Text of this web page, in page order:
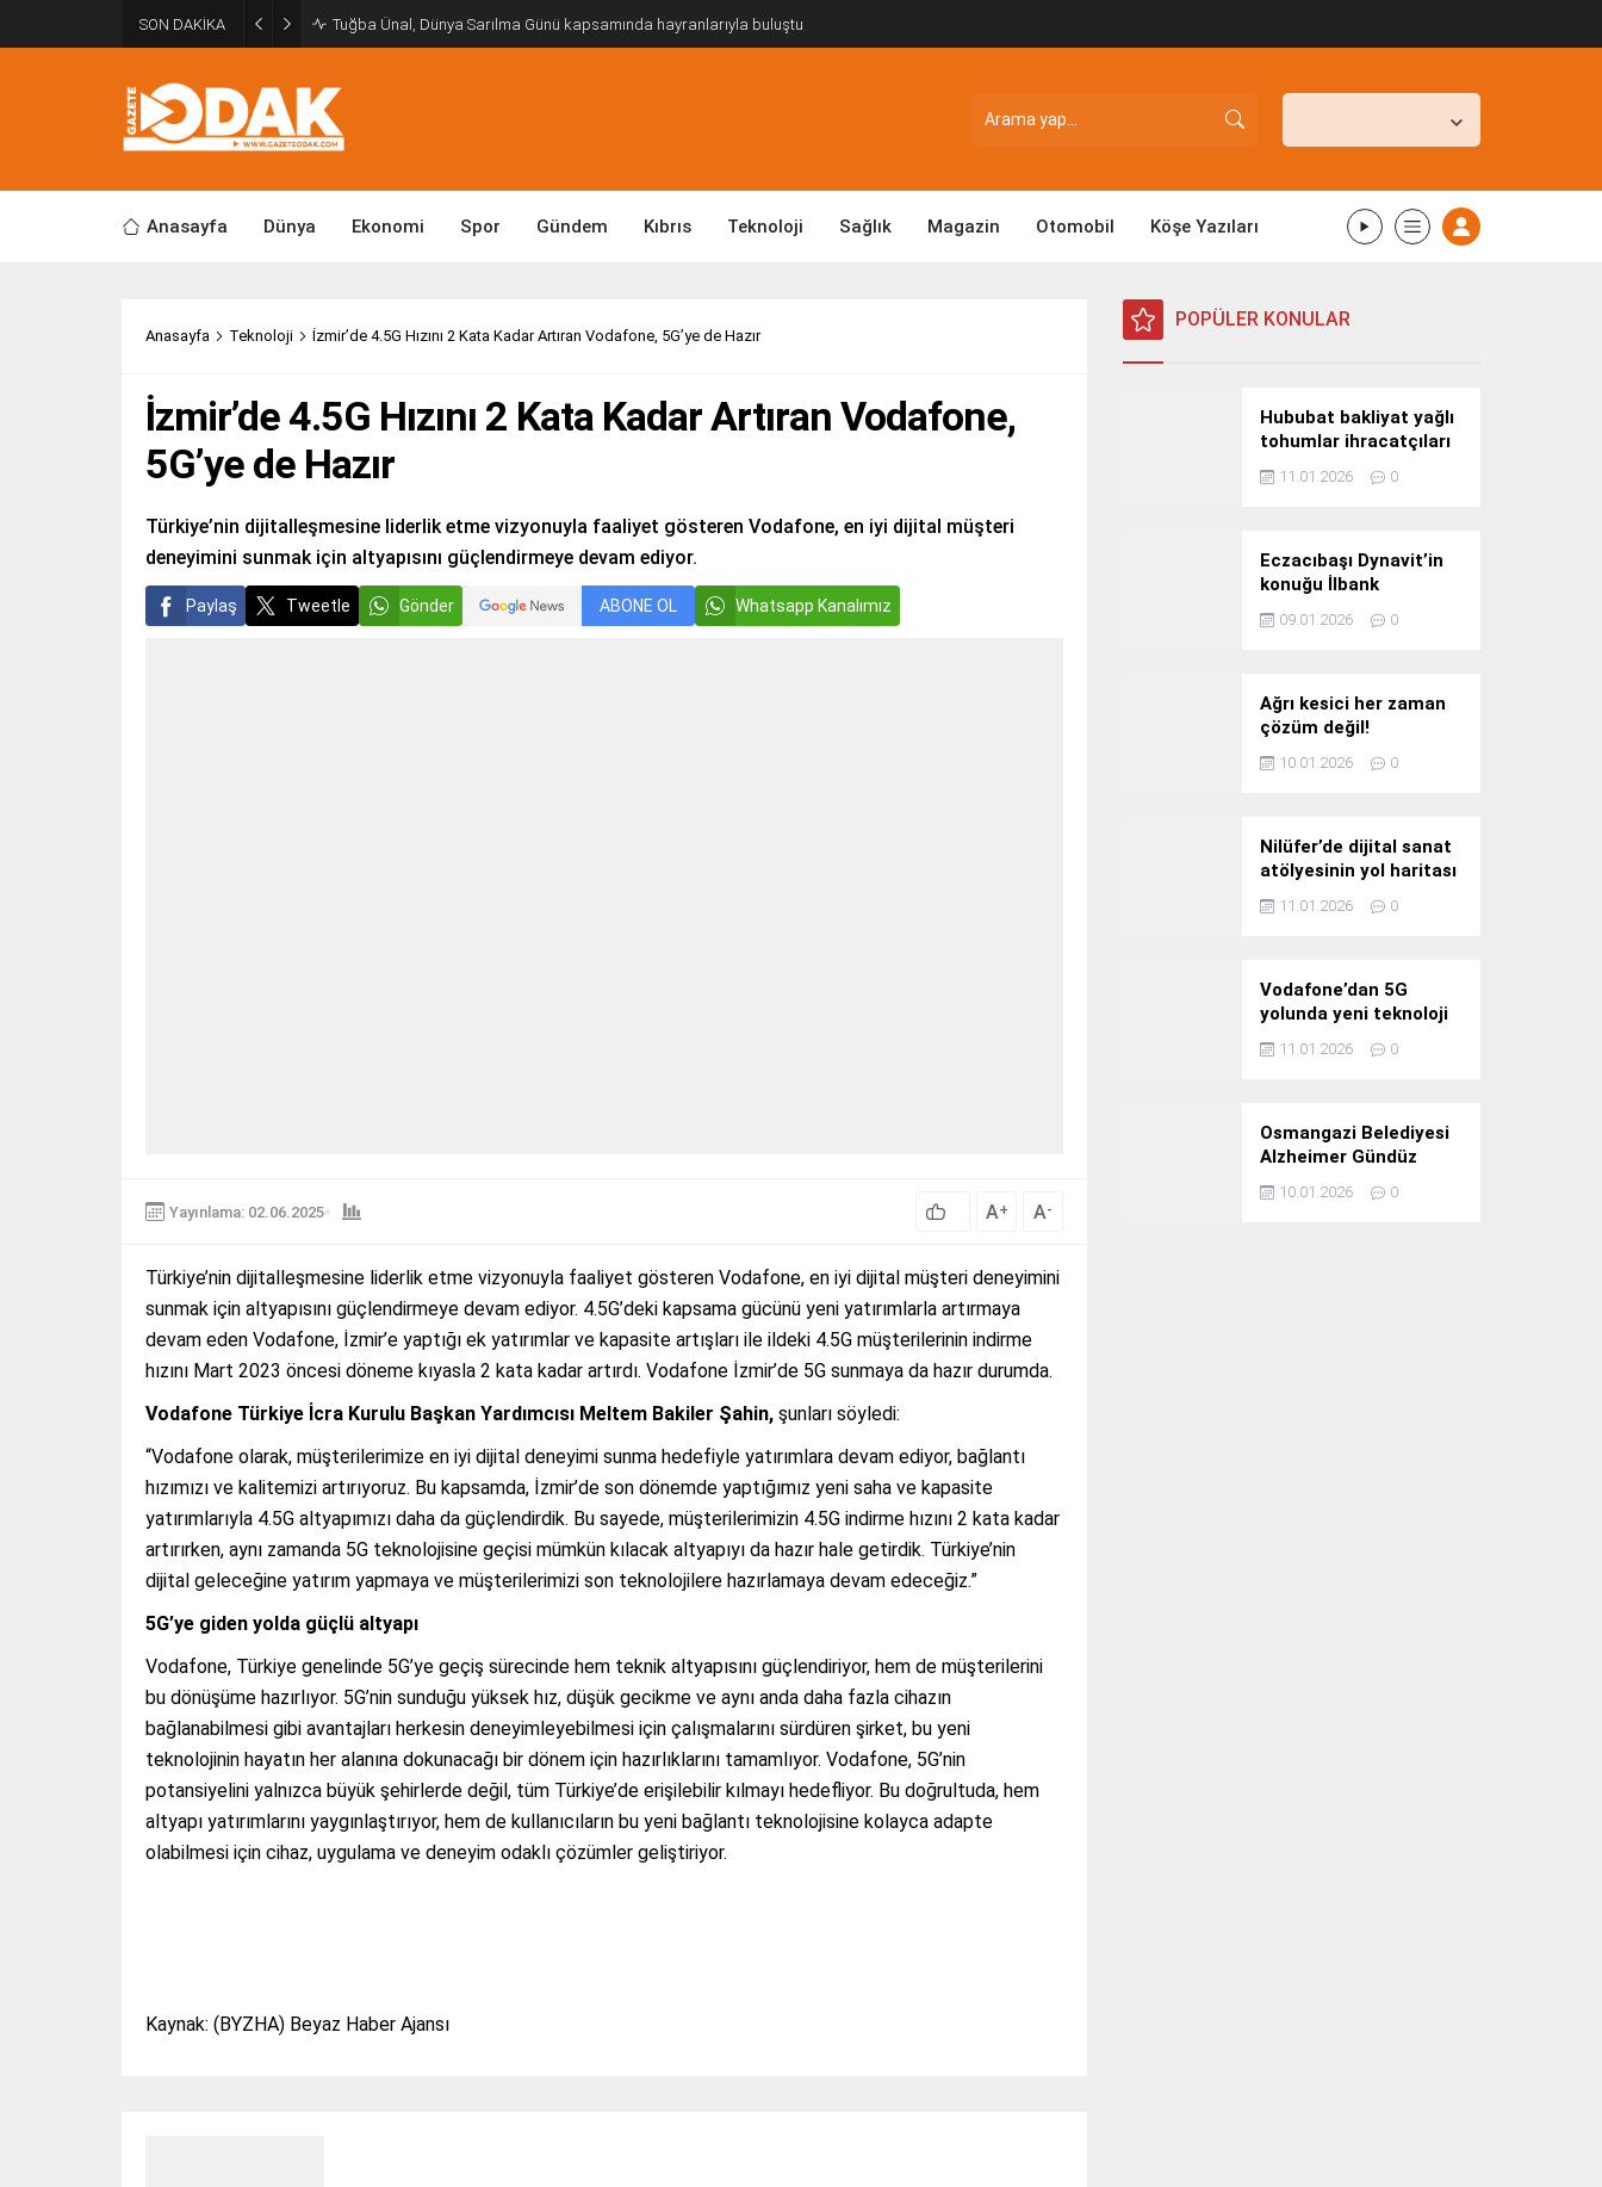
SON DAKİKA Tuğba Ünal, Dünya Sarılma Günü kapsamında hayranlarıyla buluştu
Anasayfa Dünya Ekonomi Spor Gündem Kıbrıs Teknoloji Sağlık Magazin Otomobil Köşe Yazıları
Anasayfa Teknoloji İzmir’de 4.5G Hızını 2 Kata Kadar Artıran Vodafone, 5G’ye de Hazır
İzmir’de 4.5G Hızını 2 Kata Kadar Artıran Vodafone,
5G’ye de Hazır
Türkiye’nin dijitalleşmesine liderlik etme vizyonuyla faaliyet gösteren Vodafone, en iyi dijital müşteri
deneyimini sunmak için altyapısını güçlendirmeye devam ediyor.
Paylaş Tweetle Gönder ABONE OL Whatsapp Kanalımız
Yayınlama: 02.06.2025 A+ A-
Türkiye’nin dijitalleşmesine liderlik etme vizyonuyla faaliyet gösteren Vodafone, en iyi dijital müşteri deneyimini
sunmak için altyapısını güçlendirmeye devam ediyor. 4.5G’deki kapsama gücünü yeni yatırımlarla artırmaya
devam eden Vodafone, İzmir’e yaptığı ek yatırımlar ve kapasite artışları ile ildeki 4.5G müşterilerinin indirme
hızını Mart 2023 öncesi döneme kıyasla 2 kata kadar artırdı. Vodafone İzmir’de 5G sunmaya da hazır durumda.
Vodafone Türkiye İcra Kurulu Başkan Yardımcısı Meltem Bakiler Şahin, şunları söyledi:
“Vodafone olarak, müşterilerimize en iyi dijital deneyimi sunma hedefiyle yatırımlara devam ediyor, bağlantı
hızımızı ve kalitemizi artırıyoruz. Bu kapsamda, İzmir’de son dönemde yaptığımız yeni saha ve kapasite
yatırımlarıyla 4.5G altyapımızı daha da güçlendirdik. Bu sayede, müşterilerimizin 4.5G indirme hızını 2 kata kadar
artırırken, aynı zamanda 5G teknolojisine geçisi mümkün kılacak altyapıyı da hazır hale getirdik. Türkiye’nin
dijital geleceğine yatırım yapmaya ve müşterilerimizi son teknolojilere hazırlamaya devam edeceğiz.”
5G’ye giden yolda güçlü altyapı
Vodafone, Türkiye genelinde 5G’ye geçiş sürecinde hem teknik altyapısını güçlendiriyor, hem de müşterilerini
bu dönüşüme hazırlıyor. 5G’nin sunduğu yüksek hız, düşük gecikme ve aynı anda daha fazla cihazın
bağlanabilmesi gibi avantajları herkesin deneyimleyebilmesi için çalışmalarını sürdüren şirket, bu yeni
teknolojinin hayatın her alanına dokunacağı bir dönem için hazırlıklarını tamamlıyor. Vodafone, 5G’nin
potansiyelini yalnızca büyük şehirlerde değil, tüm Türkiye’de erişilebilir kılmayı hedefliyor. Bu doğrultuda, hem
altyapı yatırımlarını yaygınlaştırıyor, hem de kullanıcıların bu yeni bağlantı teknolojisine kolayca adapte
olabilmesi için cihaz, uygulama ve deneyim odaklı çözümler geliştiriyor.
Kaynak: (BYZHA) Beyaz Haber Ajansı
POPÜLER KONULAR
Hububat bakliyat yağlı
tohumlar ihracatçıları
Güney Kore yolcusu
11.01.2026 0
Eczacıbaşı Dynavit’in
konuğu İlbank
09.01.2026 0
Ağrı kesici her zaman
çözüm değil!
10.01.2026 0
Nilüfer’de dijital sanat
atölyesinin yol haritası
konuşuldu
11.01.2026 0
Vodafone’dan 5G
yolunda yeni teknoloji
yatırımı
11.01.2026 0
Osmangazi Belediyesi
Alzheimer Gündüz
Bakım Evi 3. Yılını
Kutladı
10.01.2026 0